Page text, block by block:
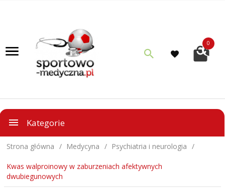
0
Kategorie
Strona główna Medycyna Psychiatria i neurologia
Kwas walproinowy w zaburzeniach afektywnych
dwubiegunowych